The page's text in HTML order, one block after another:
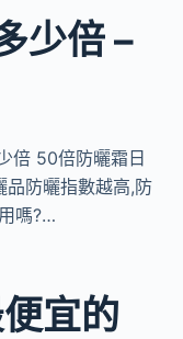
少倍 –
倍 50倍防曬霜日
品防曬指數越高,防
嗎?…
宜的